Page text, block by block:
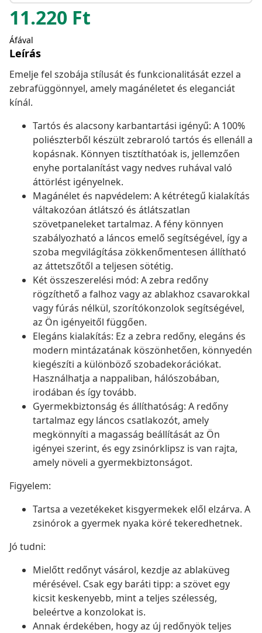
11.220 Ft
Áfával
Leírás
Emelje fel szobája stílusát és funkcionalitását ezzel a
zebrafüggönnyel, amely magánéletet és eleganciát
kínál.
Tartós és alacsony karbantartási igényű: A 100%
poliészterből készült zebraroló tartós és ellenáll a
kopásnak. Könnyen tisztíthatóak is, jellemzően
enyhe portalanítást vagy nedves ruhával való
áttörlést igényelnek.
Magánélet és napvédelem: A kétrétegű kialakítás
váltakozóan átlátszó és átlátszatlan
szövetpaneleket tartalmaz. A fény könnyen
szabályozható a láncos emelő segítségével, így a
szoba megvilágítása zökkenőmentesen állítható
az áttetszőtől a teljesen sötétig.
Két összeszerelési mód: A zebra redőny
rögzíthető a falhoz vagy az ablakhoz csavarokkal
vagy fúrás nélkül, szorítókonzolok segítségével,
az Ön igényeitől függően.
Elegáns kialakítás: Ez a zebra redőny, elegáns és
modern mintázatának köszönhetően, könnyedén
kiegészíti a különböző szobadekorációkat.
Használhatja a nappaliban, hálószobában,
irodában és így tovább.
Gyermekbiztonság és állíthatóság: A redőny
tartalmaz egy láncos csatlakozót, amely
megkönnyíti a magasság beállítását az Ön
igényei szerint, és egy zsinórklipsz is van rajta,
amely növeli a gyermekbiztonságot.
Figyelem:
Tartsa a vezetékeket kisgyermekek elől elzárva. A
zsinórok a gyermek nyaka köré tekeredhetnek.
Jó tudni:
Mielőtt redőnyt vásárol, kezdje az ablaküveg
mérésével. Csak egy baráti tipp: a szövet egy
kicsit keskenyebb, mint a teljes szélesség,
beleértve a konzolokat is.
Annak érdekében, hogy az új redőnyök teljes